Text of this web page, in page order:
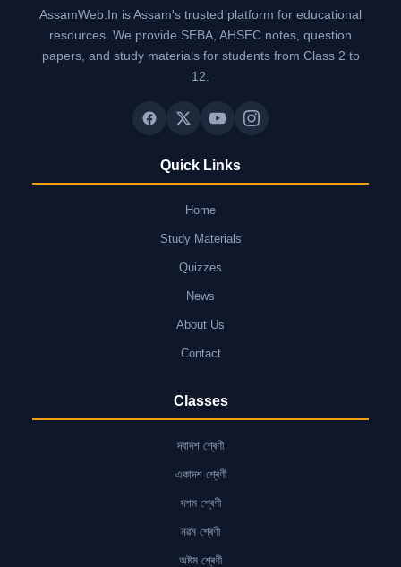
AssamWeb.In is Assam's trusted platform for educational
resources. We provide SEBA, AHSEC notes, question
papers, and study materials for students from Class 2 to
12.
Quick Links
Home
Study Materials
Quizzes
News
About Us
Contact
Classes
দ্বাদশ শ্ৰেণী
একাদশ শ্ৰেণী
দশম শ্ৰেণী
নৱম শ্ৰেণী
অষ্টম শ্ৰেণী